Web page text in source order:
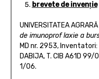
brevete de invenţie
UNIVERSITATEA
de imunoprof laxie a
MD nr. 2953, Inventatori:
DABIJA, T. CIB A61D 99/
1/06.